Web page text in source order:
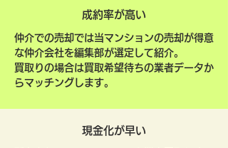
成約率が高い
仲介での売却では当マンションの売却が得意
な仲介会社を編集部が選定して紹介。
買取りの場合は買取希望待ちの業者データか
らマッチングします。
現金化が早い